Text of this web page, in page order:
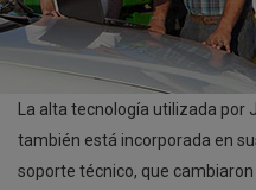
La alta tecnología utilizada por
también está incorporada en
soporte técnico, que